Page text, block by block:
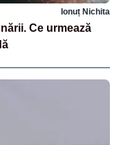
Ionuț Nichita
Ce urmează